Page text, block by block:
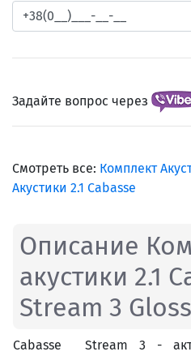
Задайте вопрос через
Смотреть все: Комплект
Акустики 2.1 Cabasse
Описание
акустики 2.1
Stream 3
Cabasse Stream 3 -